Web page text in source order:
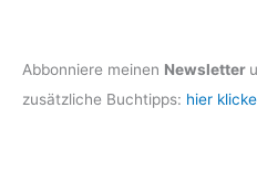
Abbonniere meinen Newsletter
zusätzliche Buchtipps: hier